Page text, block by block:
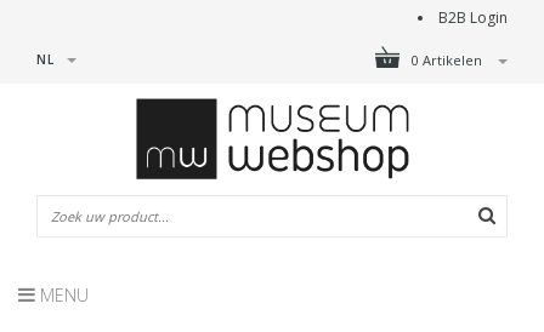
B2B Login
0 Artikelen
NL
MENU